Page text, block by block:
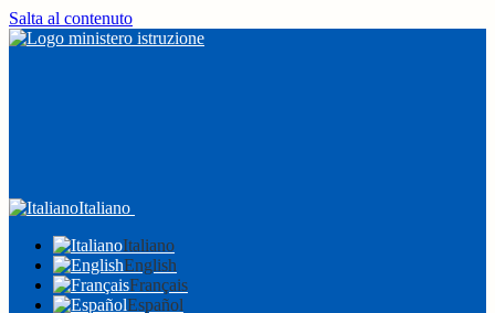
Salta al contenuto
Italiano
Italiano
English
Français
Español